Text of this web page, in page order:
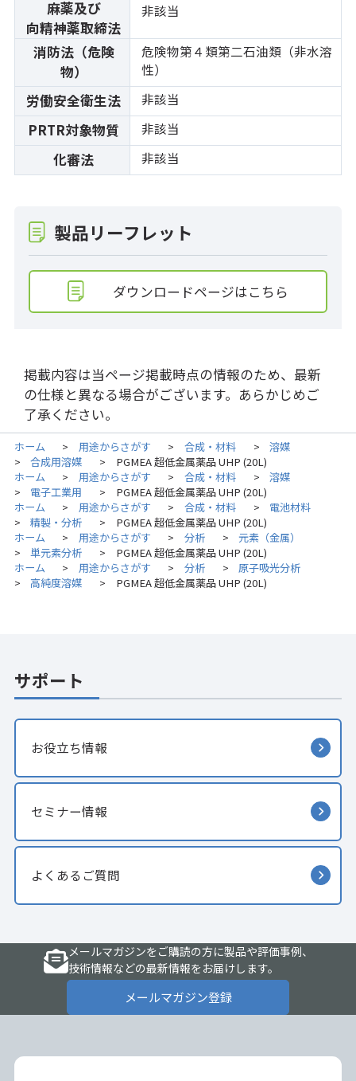
麻薬及び
向精神薬取締法
非該当
消防法（危険
物）
危険物第４類第二石油類（非水溶
性）
労働安全衛生法 非該当
PRTR対象物質 非該当
化審法 非該当
製品リーフレット
ダウンロードページはこちら
掲載内容は当ページ掲載時点の情報のため、最新
の仕様と異なる場合がございます。あらかじめご
了承ください。
ホーム > 用途からさがす > 合成・材料 > 溶媒
> 合成用溶媒 >
PGMEA 超低金属薬品 UHP (20L)
ホーム
> 用途からさがす > 合成・材料 > 溶媒
> 電子工業用 >
PGMEA 超低金属薬品 UHP (20L)
ホーム
> 用途からさがす > 合成・材料 > 電池材料
> 精製・分析 >
PGMEA 超低金属薬品 UHP (20L)
ホーム
> 用途からさがす > 分析 > 元素（金属）
> 単元素分析 >
PGMEA 超低金属薬品 UHP (20L)
ホーム
> 用途からさがす > 分析 > 原子吸光分析
> 高純度溶媒 > PGMEA 超低金属薬品 UHP (20L)
サポート
お役立ち情報
セミナー情報
よくあるご質問
メールマガジンをご購読の方に製品や評価事例、
技術情報などの最新情報をお届けします。
メールマガジン登録